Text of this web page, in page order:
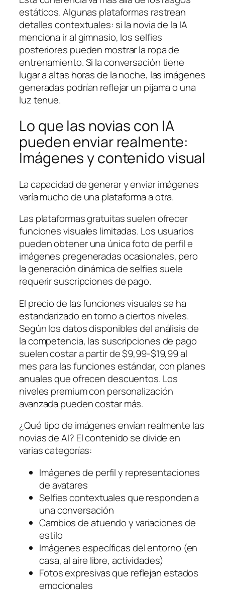
estáticos. Algunas plataformas rastrean
detalles contextuales: si la novia de la IA
menciona ir al gimnasio, los selfies
posteriores pueden mostrar la ropa de
entrenamiento. Si la conversación tiene
lugar a altas horas de la noche, las imágenes
generadas podrían reflejar un pijama o una
luz tenue.
Lo que las novias con IA
pueden enviar realmente:
Imágenes y contenido visual
La capacidad de generar y enviar imágenes
varía mucho de una plataforma a otra.
Las plataformas gratuitas suelen ofrecer
funciones visuales limitadas. Los usuarios
pueden obtener una única foto de perfil e
imágenes pregeneradas ocasionales, pero
la generación dinámica de selfies suele
requerir suscripciones de pago.
El precio de las funciones visuales se ha
estandarizado en torno a ciertos niveles.
Según los datos disponibles del análisis de
la competencia, las suscripciones de pago
suelen costar a partir de $9,99-$19,99 al
mes para las funciones estándar, con planes
anuales que ofrecen descuentos. Los
niveles premium con personalización
avanzada pueden costar más.
¿Qué tipo de imágenes envían realmente las
novias de AI? El contenido se divide en
varias categorías:
Imágenes de perfil y representaciones
de avatares
Selfies contextuales que responden a
una conversación
Cambios de atuendo y variaciones de
estilo
Imágenes específicas del entorno (en
casa, al aire libre, actividades)
Fotos expresivas que reflejan estados
emocionales